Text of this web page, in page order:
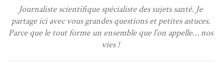
Journaliste scientifique spécialiste des sujets santé. Je
partage ici avec vous grandes questions et petites astuces.
Parce que le tout forme un ensemble que l’on appelle… nos
vies !